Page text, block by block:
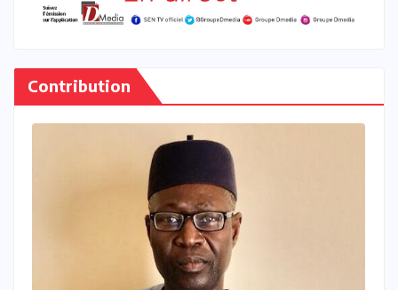
Contribution